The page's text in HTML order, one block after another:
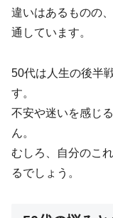
違いはあるものの
通しています。
50代は人生の後半
す。
不安や迷いを感じ
ん。
むしろ、自分のこ
るでしょう。